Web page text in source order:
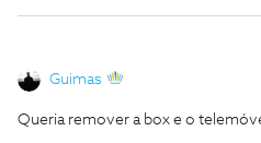
Guimas
Queria remover a box e o